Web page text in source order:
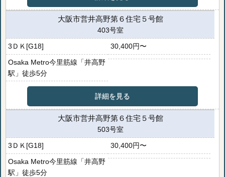
大阪市営井高野第６住宅５号館
403号室
3ＤＫ[G18]
30,400円〜
Osaka Metro今里筋線「井高野
駅」徒歩5分
詳細を見る
大阪市営井高野第６住宅５号館
503号室
3ＤＫ[G18]
30,400円〜
Osaka Metro今里筋線「井高野
駅」徒歩5分